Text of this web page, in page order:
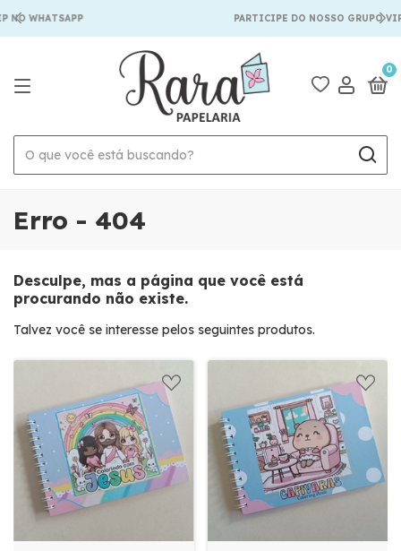
WHATSAPP PARTICIPE DO NOSSO GRUPO
0
Erro - 404
Desculpe, mas a página que você está
procurando não existe.
Talvez você se interesse pelos seguintes produtos.